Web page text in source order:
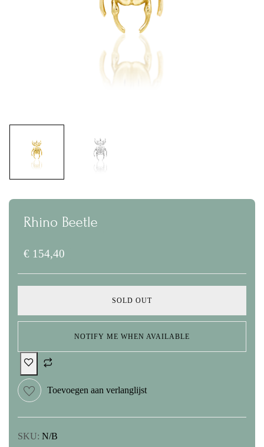
Rhino Beetle
€ 154,40
SOLD OUT
NOTIFY ME WHEN AVAILABLE
Toevoegen aan verlanglijst
SKU: N/B